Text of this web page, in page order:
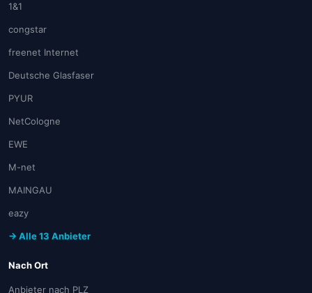
1&1
congstar
freenet Internet
Deutsche Glasfaser
PYUR
NetCologne
EWE
M-net
MAINGAU
eazy
→ Alle 13 Anbieter
Nach Ort
Anbieter nach PLZ